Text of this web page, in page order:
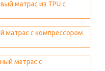
матрас из TPU с
матрас с компрессором
матрас с